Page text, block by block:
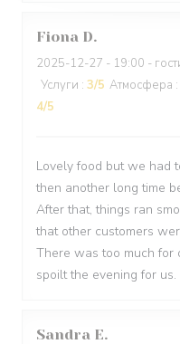
Fiona D
2025-12-27 - 19:00 -
Услуги : 3/5 Атмосфера :
4/5
Lovely food but we had
then another long time
After that, things ran
that other customers
There was too much for
spoilt the evening for us.
Sandra E